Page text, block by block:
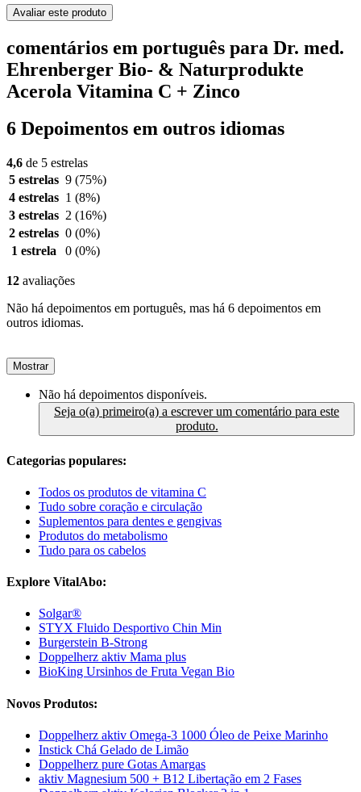
Avaliar este produto
comentários em português para Dr. med.
Ehrenberger Bio- & Naturprodukte
Acerola Vitamina C + Zinco
6 Depoimentos em outros idiomas
4,6 de 5 estrelas
5 estrelas 9 (75%)
4 estrelas 1 (8%)
3 estrelas 2 (16%)
2 estrelas 0 (0%)
1 estrela
0 (0%)
12 avaliações
Não há depoimentos em português, mas há 6 depoimentos em
outros idiomas.
Mostrar
Não há depoimentos disponíveis.
Seja o(a) primeiro(a) a escrever um comentário para este
produto.
Categorias populares:
Todos os produtos de vitamina C
Tudo sobre coração e circulação
Suplementos para dentes e gengivas
Produtos do metabolismo
Tudo para os cabelos
Explore VitalAbo:
Solgar®
STYX Fluido Desportivo Chin Min
Burgerstein B-Strong
Doppelherz aktiv Mama plus
BioKing Ursinhos de Fruta Vegan Bio
Novos Produtos:
Doppelherz aktiv Omega-3 1000 Óleo de Peixe Marinho
Instick Chá Gelado de Limão
Doppelherz pure Gotas Amargas
aktiv Magnesium 500 + B12 Libertação em 2 Fases